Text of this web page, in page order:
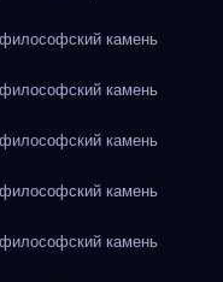
камень
камень
камень
камень
камень